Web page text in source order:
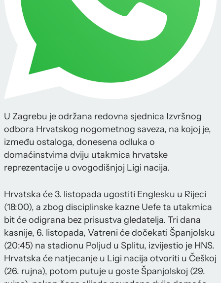
U Zagrebu je održana redovna sjednica Izvršnog
odbora Hrvatskog nogometnog saveza, na kojoj je,
između ostaloga, donesena odluka o
domaćinstvima dviju utakmica hrvatske
reprezentacije u ovogodišnjoj Ligi nacija.
Hrvatska će 3. listopada ugostiti Englesku u Rijeci
(18:00), a zbog disciplinske kazne Uefe ta utakmica
bit će odigrana bez prisustva gledatelja. Tri dana
kasnije, 6. listopada, Vatreni će dočekati Španjolsku
(20:45) na stadionu Poljud u Splitu, izvijestio je HNS.
Hrvatska će natjecanje u Ligi nacija otvoriti u Češkoj
(26. rujna), potom putuje u goste Španjolskoj (29.